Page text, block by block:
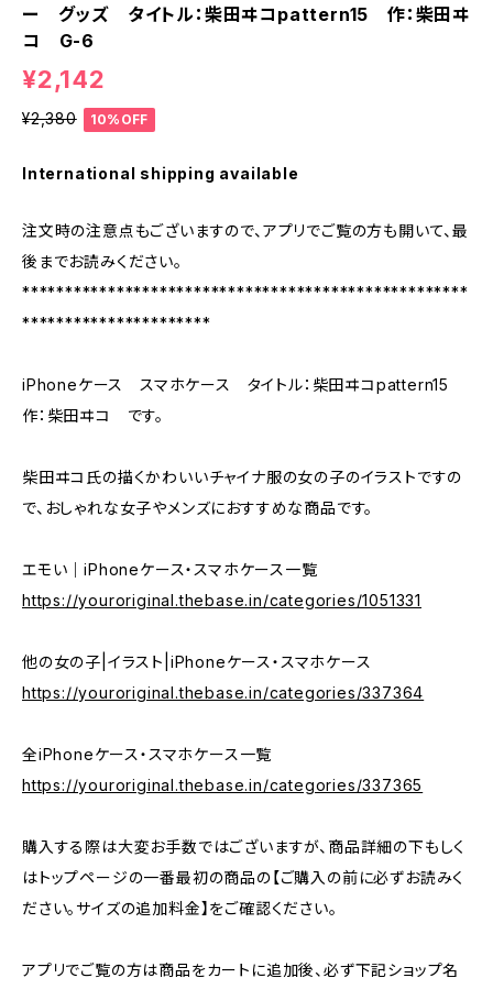
ー グッズ タイトル：柴田ヰコpattern15 作：柴田ヰ
コ G-6
¥2,142
¥2,380 10%OFF
International shipping available
注文時の注意点もございますので、アプリでご覧の方も開いて、最
後までお読みください。
****************************************************
**********************
iPhoneケース スマホケース タイトル：柴田ヰコpattern15
作：柴田ヰコ です。
柴田ヰコ氏の描くかわいいチャイナ服の女の子のイラストですの
で、おしゃれな女子やメンズにおすすめな商品です。
エモい｜iPhoneケース・スマホケース一覧
https://youroriginal.thebase.in/categories/1051331
他の女の子|イラスト|iPhoneケース・スマホケース
https://youroriginal.thebase.in/categories/337364
全iPhoneケース・スマホケース一覧
https://youroriginal.thebase.in/categories/337365
購入する際は大変お手数ではございますが、商品詳細の下もしく
はトップページの一番最初の商品の【ご購入の前に必ずお読みく
ださい。サイズの追加料金】をご確認ください。
アプリでご覧の方は商品をカートに追加後、必ず下記ショップ名